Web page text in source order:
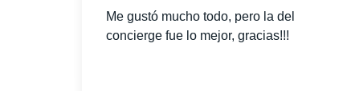
Me gustó mucho todo, pero la del
concierge fue lo mejor, gracias!!!